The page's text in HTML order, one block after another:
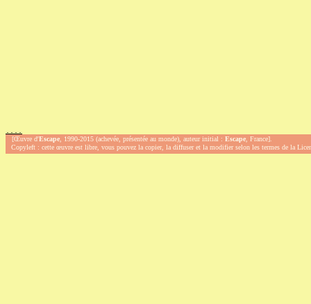
[Œuvre d'Escape, 1990-2015 (achevée, présentée au monde), auteur initial :Escape, France].
Copyleft : cette œuvre est libre, vous pouvez la copier, la diffuser et la modifier selon les termes de la